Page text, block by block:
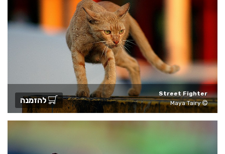
Street Fighter
Maya Tairy
להזמנה